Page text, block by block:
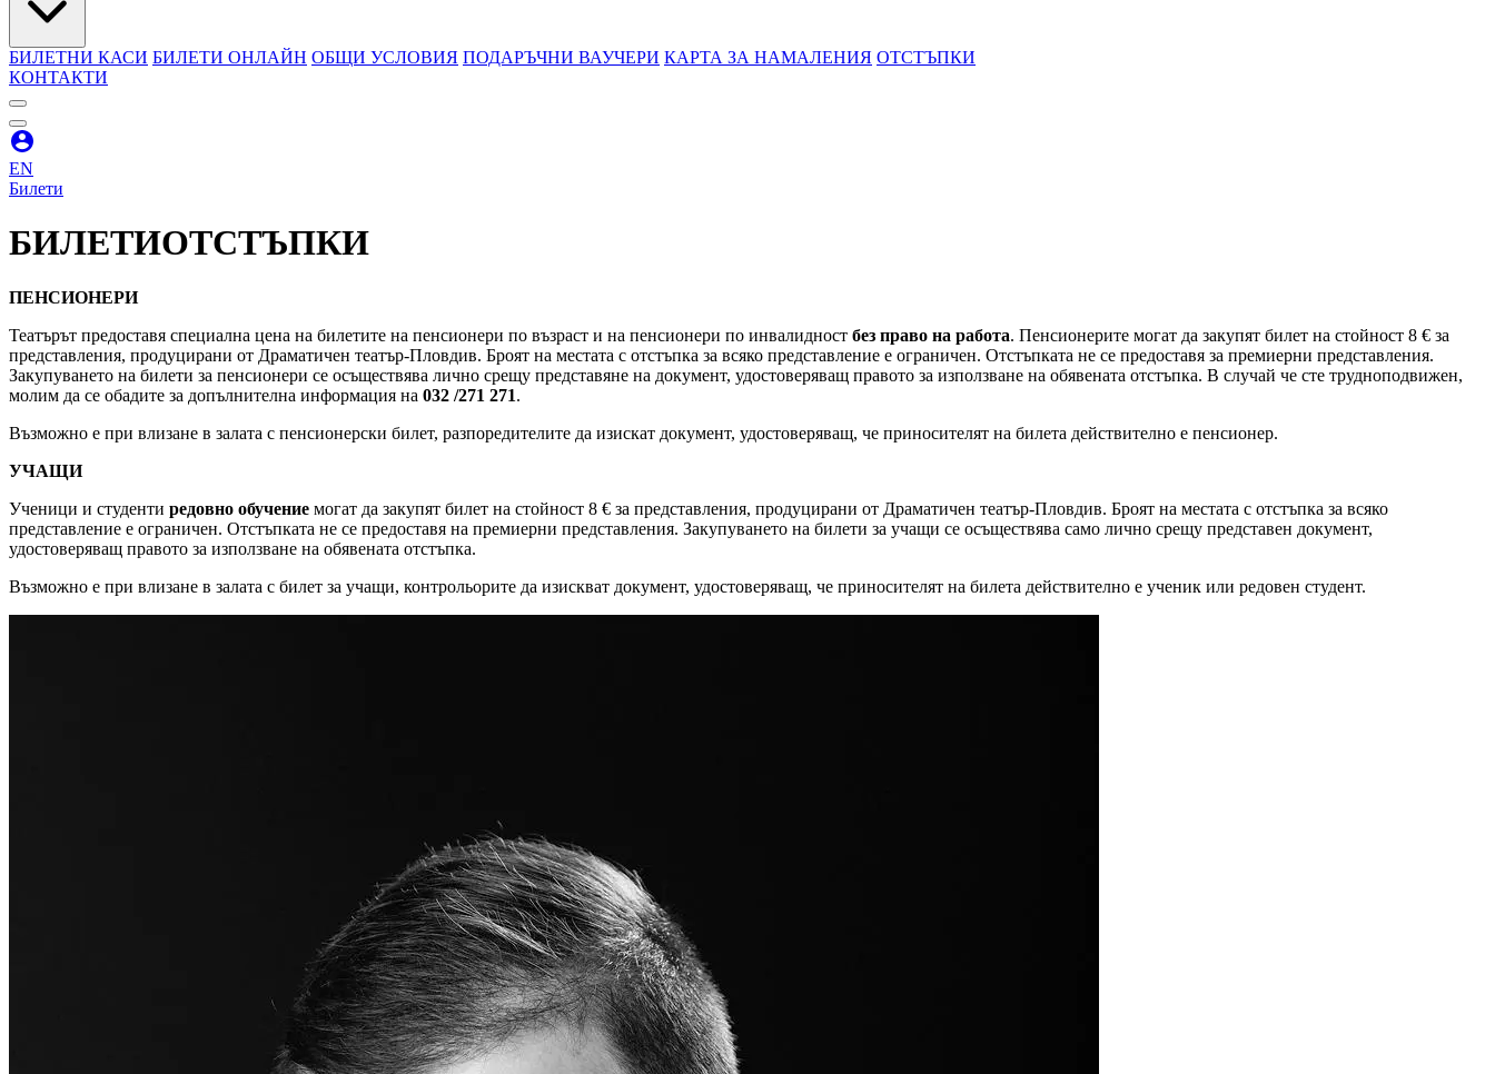
БИЛЕТНИ КАСИ БИЛЕТИ ОНЛАЙН ОБЩИ УСЛОВИЯ ПОДАРЪЧНИ ВАУЧЕРИ КАРТА ЗА НАМАЛЕНИЯ ОТСТЪПКИ
КОНТАКТИ
EN
Билети
БИЛЕТИОТСТЪПКИ
ПЕНСИОНЕРИ
Театърът предоставя специална цена на билетите на пенсионери по възраст и на пенсионери по инвалидност без право на работа. Пенсионерите могат да закупят билет на стойност 8 € за
представления, продуцирани от Драматичен театър-Пловдив. Броят на местата с отстъпка за всяко представление е ограничен. Отстъпката не се предоставя за премиерни представления.
Закупуването на билети за пенсионери се осъществява лично срещу представяне на документ, удостоверяващ правото за използване на обявената отстъпка. В случай че сте трудноподвижен,
молим да се обадите за допълнителна информация на 032 /271 271.
Възможно е при влизане в залата с пенсионерски билет, разпоредителите да изискат документ, удостоверяващ, че приносителят на билета действително е пенсионер.
УЧАЩИ
Ученици и студенти редовно обучение могат да закупят билет на стойност 8 € за представления, продуцирани от Драматичен театър-Пловдив. Броят на местата с отстъпка за всяко
представление е ограничен. Отстъпката не се предоставя на премиерни представления. Закупуването на билети за учащи се осъществява само лично срещу представен документ,
удостоверяващ правото за използване на обявената отстъпка.
Възможно е при влизане в залата с билет за учащи, контрольорите да изискват документ, удостоверяващ, че приносителят на билета действително е ученик или редовен студент.